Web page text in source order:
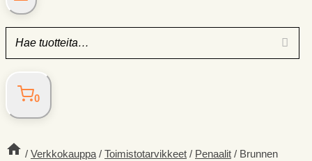
0
/ Verkkokauppa / Toimisto­tarvikkeet / Penaalit / Brunnen